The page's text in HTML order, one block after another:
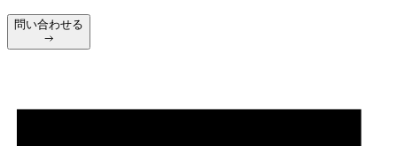
問い合わせる